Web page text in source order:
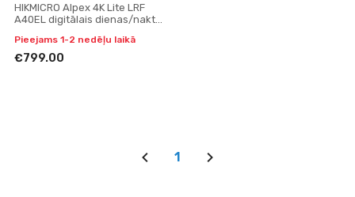
HIKMICRO Alpex 4K Lite LRF
A40EL digitālais dienas/nakts
Pieejams 1-2 nedēļu laikā
€799.00
1